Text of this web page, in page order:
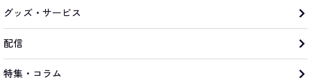
グッズ・サービス
配信
特集・コラム